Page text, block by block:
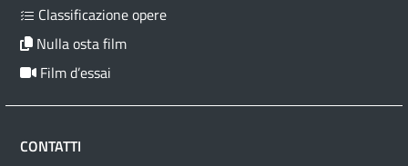
Classificazione opere
Nulla osta film
Film d’essai
CONTATTI